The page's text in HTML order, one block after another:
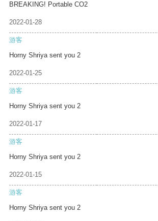
BREAKING! Portable CO2
2022-01-28
游客
Horny Shriya sent you 2
2022-01-25
游客
Horny Shriya sent you 2
2022-01-17
游客
Horny Shriya sent you 2
2022-01-15
游客
Horny Shriya sent you 2